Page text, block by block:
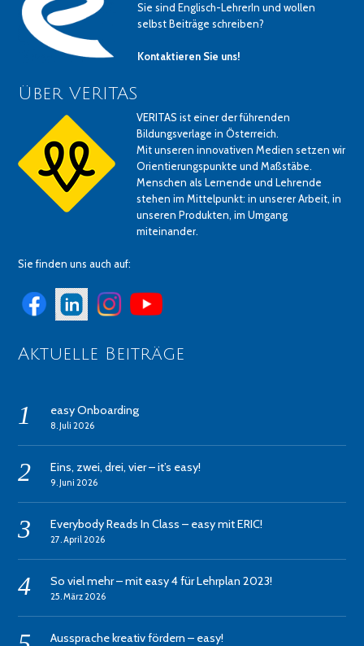
Sie sind Englisch-LehrerIn und wollen
selbst Beiträge schreiben?
Kontaktieren Sie uns!
Über VERITAS
VERITAS ist einer der führenden
Bildungsverlage in Österreich.
Mit unseren innovativen Medien setzen wir
Orientierungspunkte und Maßstäbe.
Menschen als Lernende und Lehrende
stehen im Mittelpunkt: in unserer Arbeit, in
unseren Produkten, im Umgang
miteinander.
Sie finden uns auch auf:
Aktuelle Beiträge
easy Onboarding
8. Juli 2026
Eins, zwei, drei, vier – it’s easy!
9. Juni 2026
Everybody Reads In Class – easy mit ERIC!
27. April 2026
So viel mehr – mit easy 4 für Lehrplan 2023!
25. März 2026
Aussprache kreativ fördern – easy!